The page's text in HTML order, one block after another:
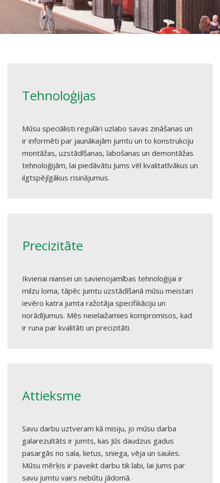
Tehnoloģijas
Mūsu speciālisti regulāri uzlabo savas zināšanas un
ir informēti par jaunākajām jumtu un to konstrukciju
montāžas, uzstādīšanas, labošanas un demontāžas
tehnoloģijām, lai piedāvātu Jums vēl kvalitatīvākus un
ilgtspējīgākus risinājumus.
Precizitāte
Ikvienai niansei un savienojamības tehnoloģijai ir
milzu loma, tāpēc jumtu uzstādīšanā mūsu meistari
ievēro katra jumta ražotāja specifikāciju un
norādījumus. Mēs neielaižamies kompromisos, kad
ir runa par kvalitāti un precizitāti.
Attieksme
Savu darbu uztveram kā misiju, jo mūsu darba
galarezultāts ir jumts, kas Jūs daudzus gadus
pasargās no sala, lietus, sniega, vēja un saules.
Mūsu mērķis ir paveikt darbu tik labi, lai Jums par
savu jumtu vairs nebūtu jādomā.